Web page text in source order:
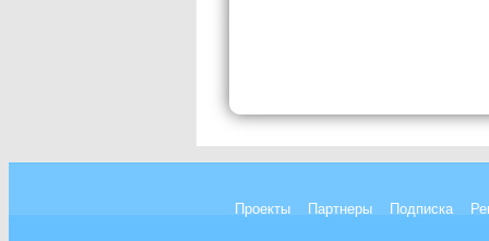
Проекты Партнеры Подписка